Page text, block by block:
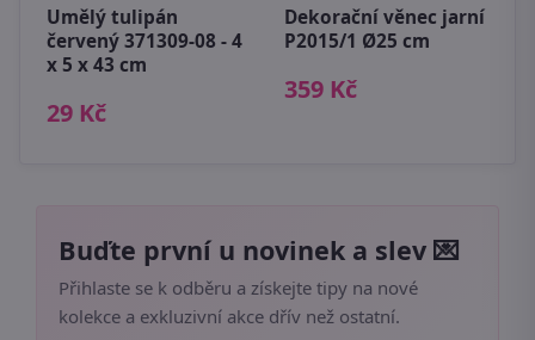
Umělý tulipán
červený 371309-08 - 4
x 5 x 43 cm
29 Kč
Dekorační věnec jarní
P2015/1 Ø25 cm
359 Kč
Buďte první u novinek a slev 💌
Přihlaste se k odběru a získejte tipy na nové
kolekce a exkluzivní akce dřív než ostatní.